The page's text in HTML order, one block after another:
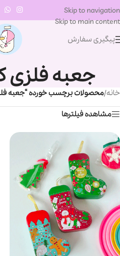
Skip to navigation
Skip to main content
پیگیری سفارش
جعبه
خانه/محصولات برچسب خورده “جعبه
مشاهده فیلترها